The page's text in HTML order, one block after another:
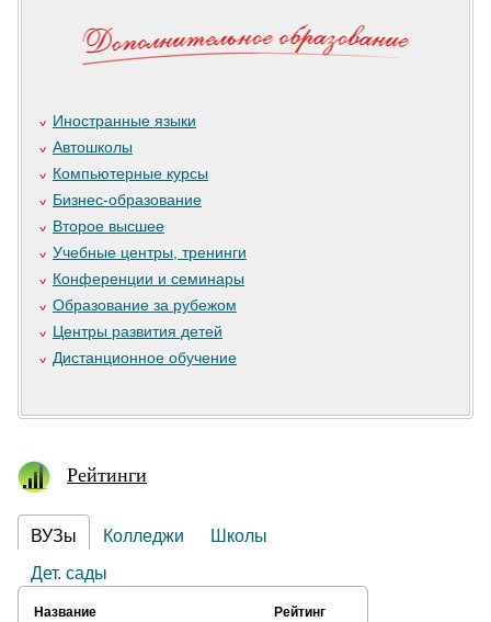
Иностранные языки
Автошколы
Компьютерные курсы
Бизнес-образование
Второе высшее
Учебные центры, тренинги
Конференции и семинары
Образование за рубежом
Центры развития детей
Дистанционное обучение
Рейтинги
ВУЗы Колледжи
Школы
Дет. сады
Название Рейтинг